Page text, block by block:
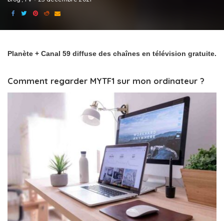
Planète + Canal 59 diffuse des chaînes en télévision gratuite.
Comment regarder MYTF1 sur mon ordinateur ?